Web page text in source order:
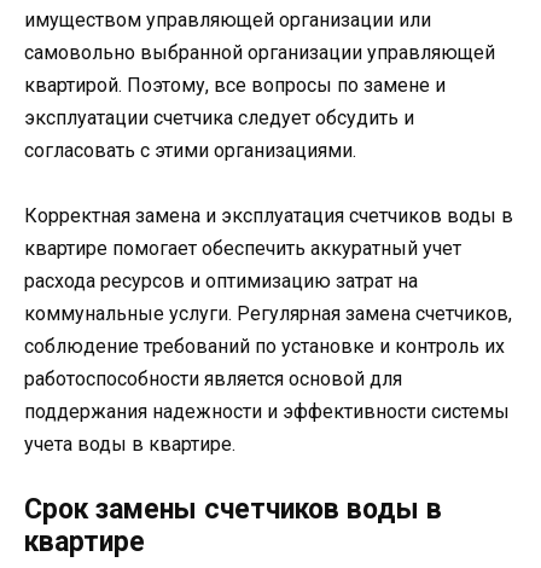
имуществом управляющей организации или
самовольно выбранной организации управляющей
квартирой. Поэтому, все вопросы по замене и
эксплуатации счетчика следует обсудить и
согласовать с этими организациями.
Корректная замена и эксплуатация счетчиков воды в
квартире помогает обеспечить аккуратный учет
расхода ресурсов и оптимизацию затрат на
коммунальные услуги. Регулярная замена счетчиков,
соблюдение требований по установке и контроль их
работоспособности является основой для
поддержания надежности и эффективности системы
учета воды в квартире.
Срок замены счетчиков воды в
квартире